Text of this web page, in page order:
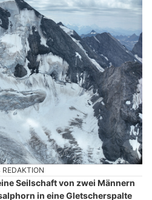
REDAKTION
Seilschaft von zwei Männern
in eine Gletscherspalte